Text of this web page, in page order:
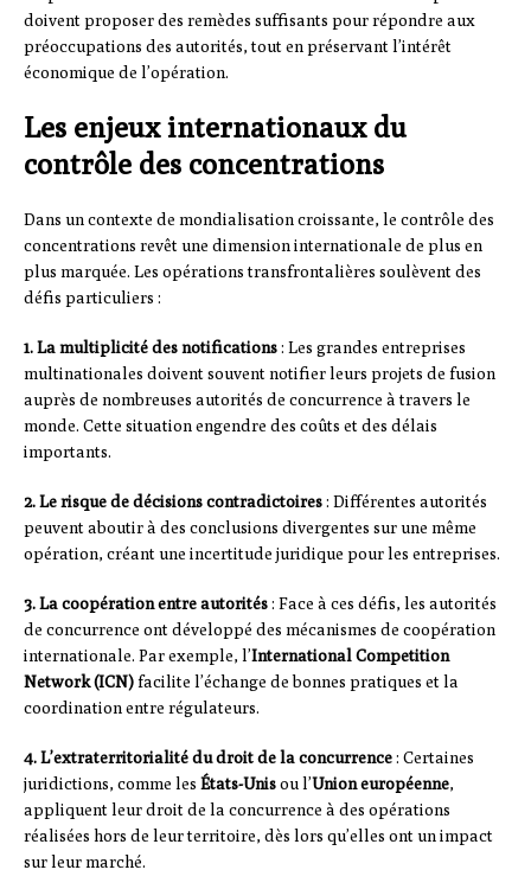
doivent proposer des remèdes suffisants pour répondre aux
préoccupations des autorités, tout en préservant l’intérêt
économique de l’opération.
Les enjeux internationaux du
contrôle des concentrations
Dans un contexte de mondialisation croissante, le contrôle des
concentrations revêt une dimension internationale de plus en
plus marquée. Les opérations transfrontalières soulèvent des
défis particuliers :
1. La multiplicité des notifications: Les grandes entreprises
multinationales doivent souvent notifier leurs projets de fusion
auprès de nombreuses autorités de concurrence à travers le
monde. Cette situation engendre des coûts et des délais
importants.
2. Le risque de décisions contradictoires: Différentes autorités
peuvent aboutir à des conclusions divergentes sur une même
opération, créant une incertitude juridique pour les entreprises.
3. La coopération entre autorités: Face à ces défis, les autorités
de concurrence ont développé des mécanismes de coopération
internationale. Par exemple, l’International Competition
Network (ICN)facilite l’échange de bonnes pratiques et la
coordination entre régulateurs.
4. L’extraterritorialité du droit de la concurrence: Certaines
juridictions, comme les États-Unisou l’Union européenne,
appliquent leur droit de la concurrence à des opérations
réalisées hors de leur territoire, dès lors qu’elles ont un impact
sur leur marché.